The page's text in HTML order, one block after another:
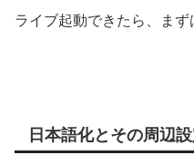
ライブ起動できたら、まず
日本語化とその周辺